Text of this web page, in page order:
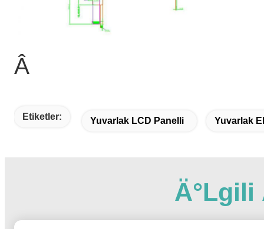
Â
Etiketler: Yuvarlak LCD Panelli Yuvarlak